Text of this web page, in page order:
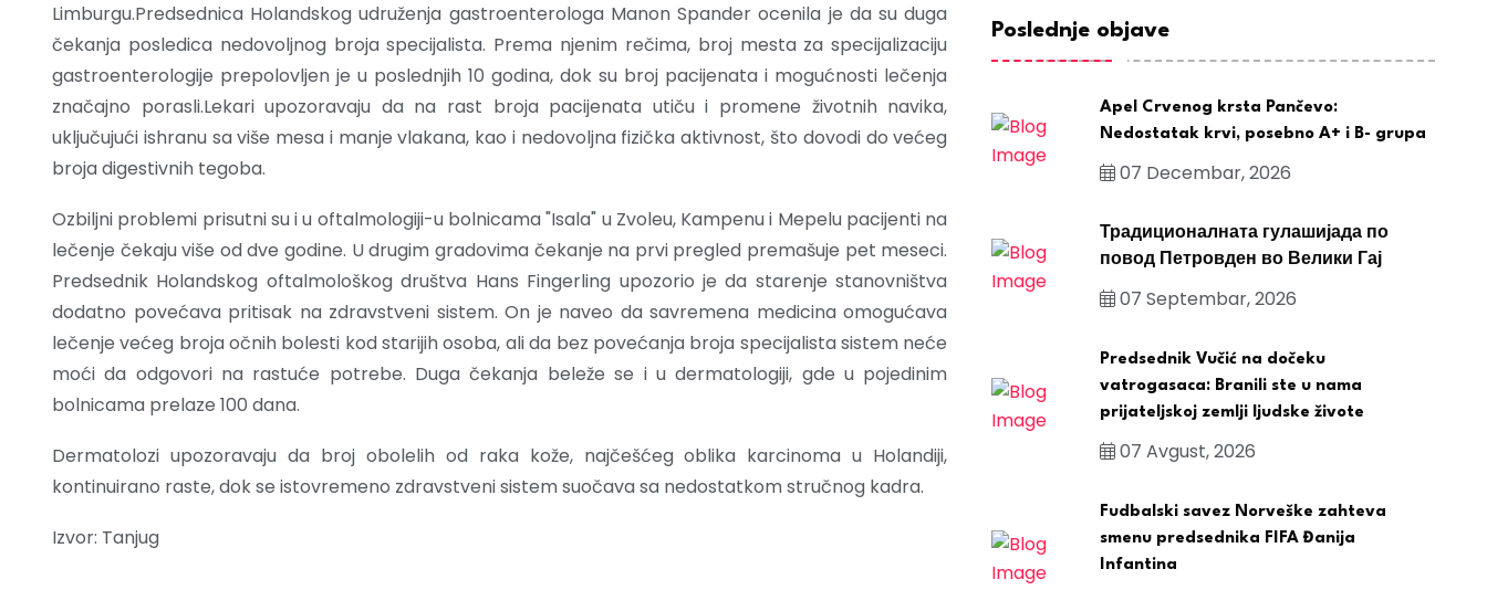
Limburgu.Predsednica Holandskog udruženja gastroenterologa Manon Spander ocenila je da su duga
čekanja posledica nedovoljnog broja specijalista. Prema njenim rečima, broj mesta za specijalizaciju
gastroenterologije prepolovljen je u poslednjih 10 godina, dok su broj pacijenata i mogućnosti lečenja
značajno porasli.Lekari upozoravaju da na rast broja pacijenata utiču i promene životnih navika,
uključujući ishranu sa više mesa i manje vlakana, kao i nedovoljna fizička aktivnost, što dovodi do većeg
broja digestivnih tegoba.
Ozbiljni problemi prisutni su i u oftalmologiji-u bolnicama "Isala" u Zvoleu, Kampenu i Mepelu pacijenti na
lečenje čekaju više od dve godine. U drugim gradovima čekanje na prvi pregled premašuje pet meseci.
Predsednik Holandskog oftalmološkog društva Hans Fingerling upozorio je da starenje stanovništva
dodatno povećava pritisak na zdravstveni sistem. On je naveo da savremena medicina omogućava
lečenje većeg broja očnih bolesti kod starijih osoba, ali da bez povećanja broja specijalista sistem neće
moći da odgovori na rastuće potrebe. Duga čekanja beleže se i u dermatologiji, gde u pojedinim
bolnicama prelaze 100 dana.
Dermatolozi upozoravaju da broj obolelih od raka kože, najčešćeg oblika karcinoma u Holandiji,
kontinuirano raste, dok se istovremeno zdravstveni sistem suočava sa nedostatkom stručnog kadra.
Izvor: Tanjug
Poslednje objave
Apel Crvenog krsta Pančevo:
Nedostatak krvi, posebno A+ i B- grupa
07 Decembar, 2026
Традиционалната гулашијада по
повод Петровден во Велики Гај
07 Septembar, 2026
Predsednik Vučić na dočeku
vatrogasaca: Branili ste u nama
prijateljskoj zemlji ljudske živote
07 Avgust, 2026
Fudbalski savez Norveške zahteva
smenu predsednika FIFA Đanija
Infantina